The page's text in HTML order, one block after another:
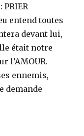
PRIER
entend toutes
devant lui,
était notre
l’AMOUR.
ennemis,
demande